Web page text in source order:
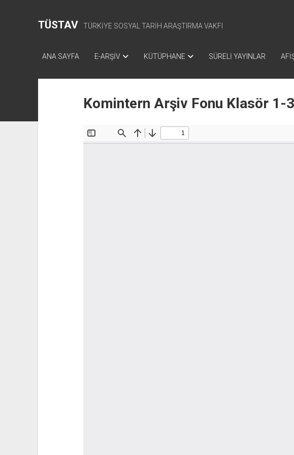
TÜSTAV TÜRKİYE SOSYAL TARİH ARAŞTIRMA VAKFI
ANA SAYFA E-ARŞİV KÜTÜPHANE SÜRELİ YAYINLAR
Komintern Arşiv Fonu Klasör 1-